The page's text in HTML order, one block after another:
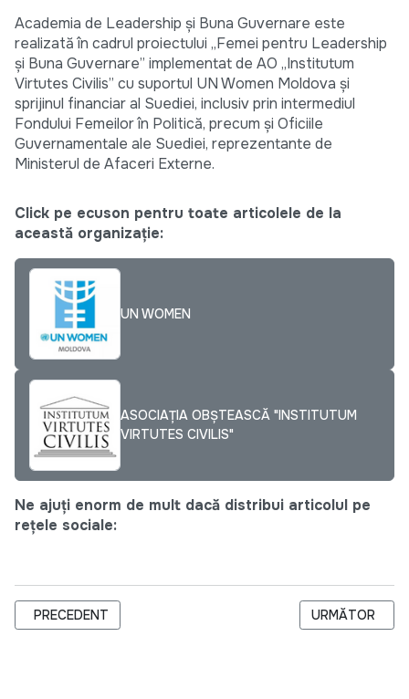
Academia de Leadership și Buna Guvernare este
realizată în cadrul proiectului „Femei pentru Leadership
și Buna Guvernare” implementat de AO „Institutum
Virtutes Civilis” cu suportul UN Women Moldova și
sprijinul financiar al Suediei, inclusiv prin intermediul
Fondului Femeilor în Politică, precum și Oficiile
Guvernamentale ale Suediei, reprezentante de
Ministerul de Afaceri Externe.
Click pe ecuson pentru toate articolele de la
această organizație:
UN WOMEN
ASOCIAȚIA OBȘTEASCĂ "INSTITUTUM
VIRTUTES CIVILIS"
Ne ajuți enorm de mult dacă distribui articolul pe
rețele sociale:
ARTICOL PRECEDENT: SUBGRANTIȘTII PROIECTULUI
PRECEDENT ARTICOLUL
URMĂTOR